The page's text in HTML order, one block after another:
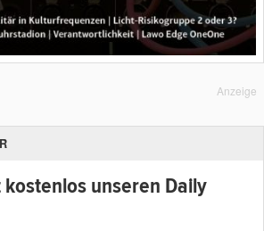
Anzeige
unseren Daily